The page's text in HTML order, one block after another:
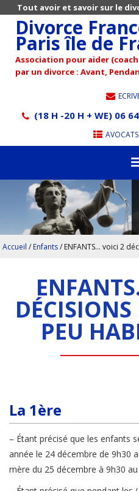
Tout avoir et savoir sur le
Divorce
Paris île de
Association pour aider
par un divorce : Avant,
(18 H -20 H + WE) 06
Accueil / Enfants/ ENFANTS… voici 2
DÉCISIONS
PEU
La 1ère
– Étant précisé que les enfants
année le 24 décembre de 9h30
mère du 25 décembre à 9h30